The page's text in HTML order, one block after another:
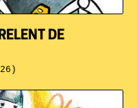
DE